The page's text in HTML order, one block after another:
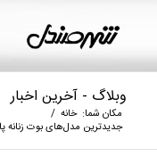
وبلاگ - آخرین اخبار
مکان شما: خانه /
جدیدترین مدل‌های بوت زنانه پاشنه‌دار 1404 که همه جا